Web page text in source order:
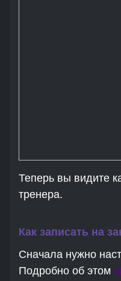
Теперь вы видите
тренера.
Как записать на
Сначала нужно
Подробно об этом